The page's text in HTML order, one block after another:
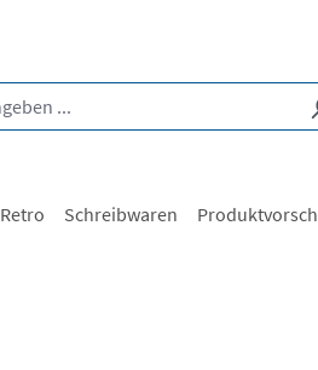
Retro Schreibwaren